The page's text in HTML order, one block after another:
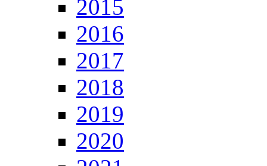
2015
2016
2017
2018
2019
2020